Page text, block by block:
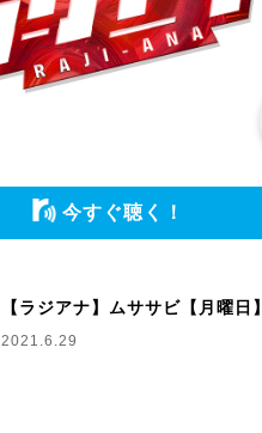
今すぐ聴く！
【ラジアナ】ムササビ【月曜日】
2021.6.29